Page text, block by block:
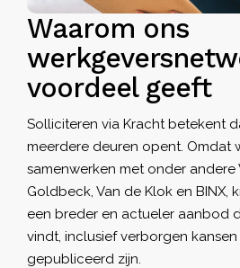
Waarom ons
voordeel geeft
Solliciteren via Kracht betekent
meerdere deuren opent. Omdat
samenwerken met onder andere
Goldbeck, Van de Klok en BINX,
een breder en actueler aanbod
vindt, inclusief verborgen
gepubliceerd zijn.